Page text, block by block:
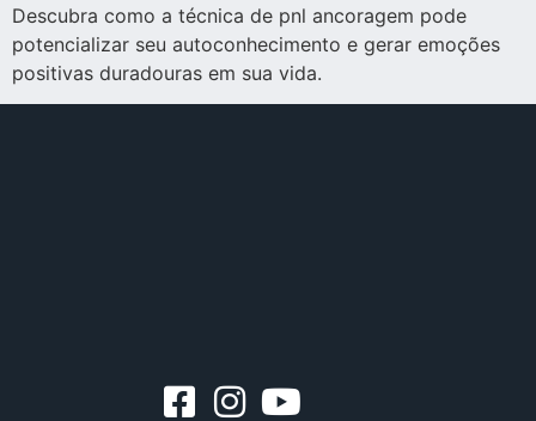
Descubra como a técnica de pnl ancoragem pode
potencializar seu autoconhecimento e gerar emoções
positivas duradouras em sua vida.